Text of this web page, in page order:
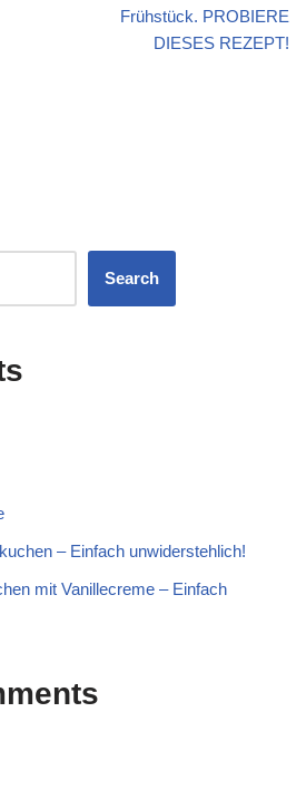
Frühstück. PROBIERE
DIESES REZEPT!
Search
– Einfach unwiderstehlich!
mit Vanillecreme – Einfach